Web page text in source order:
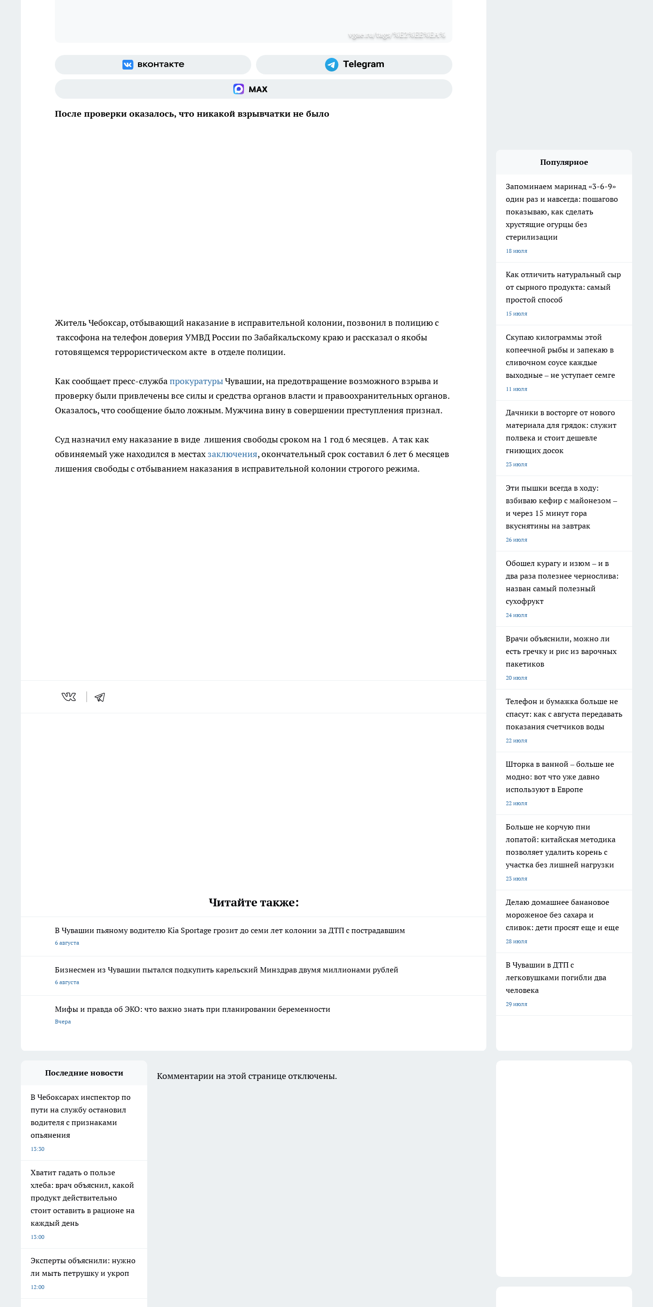
vgae.ru/tags/%E2%EE%EA%
После проверки оказалось, что никакой взрывчатки не было
Житель Чебоксар, отбывающий наказание в исправительной колонии, позвонил в полицию с
таксофона на телефон доверия УМВД России по Забайкальскому краю и рассказал о якобы
готовящемся террористическом акте в отделе полиции.
Как сообщает пресс-службапрокуратурыЧувашии, на предотвращение возможного взрыва и
проверку были привлечены все силы и средства органов власти и правоохранительных органов.
Оказалось, что сообщение было ложным. Мужчина вину в совершении преступления признал.
Суд назначил ему наказание в виде лишения свободы сроком на 1 год 6 месяцев. А так как
обвиняемый уже находился в местах заключения, окончательный срок составил 6 лет 6 месяцев
лишения свободы с отбыванием наказания в исправительной колонии строгого режима.
Читайте также:
В Чувашии пьяному водителю Kia Sportage грозит до семи лет колонии за ДТП с пострадавшим
6 августа
Бизнесмен из Чувашии пытался подкупить карельский Минздрав двумя миллионами рублей
6 августа
Мифы и правда об ЭКО: что важно знать при планировании беременности
Вчера
Популярное
Запоминаем маринад «3-6-9»
один раз и навсегда: пошагово
показываю, как сделать
хрустящие огурцы без
стерилизации
18 июля
Как отличить натуральный сыр
от сырного продукта: самый
простой способ
15 июля
Скупаю килограммы этой
копеечной рыбы и запекаю в
сливочном соусе каждые
выходные – не уступает семге
11 июля
Дачники в восторге от нового
материала для грядок: служит
полвека и стоит дешевле
гниющих досок
23 июля
Эти пышки всегда в ходу:
взбиваю кефир с майонезом –
и через 15 минут гора
вкуснятины на завтрак
26 июля
Обошел курагу и изюм – и в
два раза полезнее чернослива:
назван самый полезный
сухофрукт
24 июля
Врачи объяснили, можно ли
есть гречку и рис из варочных
пакетиков
20 июля
Телефон и бумажка больше не
спасут: как с августа передавать
показания счетчиков воды
22 июля
Шторка в ванной – больше не
модно: вот что уже давно
используют в Европе
22 июля
Больше не корчую пни
лопатой: китайская методика
позволяет удалить корень с
участка без лишней нагрузки
23 июля
Делаю домашнее банановое
мороженое без сахара и
сливок: дети просят еще и еще
28 июля
В Чувашии в ДТП с
легковушками погибли два
человека
29 июля
Последние новости
В Чебоксарах инспектор по
пути на службу остановил
водителя с признаками
опьянения
13:30
Хватит гадать о пользе
хлеба: врач объяснил, какой
продукт действительно
стоит оставить в рационе на
каждый день
13:00
Эксперты объяснили: нужно
ли мыть петрушку и укроп
12:00
Комментарии на этой странице отключены.